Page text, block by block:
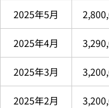
2025年5月
2025年4月
2025年3月
2025年2月